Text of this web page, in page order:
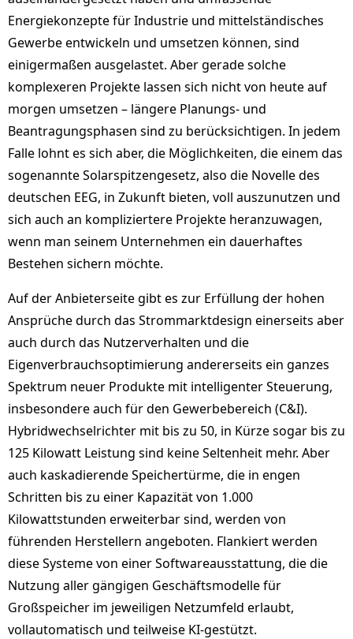
Energiekonzepte für Industrie und mittelständisches
Gewerbe entwickeln und umsetzen können, sind
einigermaßen ausgelastet. Aber gerade solche
komplexeren Projekte lassen sich nicht von heute auf
morgen umsetzen – längere Planungs- und
Beantragungsphasen sind zu berücksichtigen. In jedem
Falle lohnt es sich aber, die Möglichkeiten, die einem das
sogenannte Solarspitzengesetz, also die Novelle des
deutschen EEG, in Zukunft bieten, voll auszunutzen und
sich auch an kompliziertere Projekte heranzuwagen,
wenn man seinem Unternehmen ein dauerhaftes
Bestehen sichern möchte.
Auf der Anbieterseite gibt es zur Erfüllung der hohen
Ansprüche durch das Strommarktdesign einerseits aber
auch durch das Nutzerverhalten und die
Eigenverbrauchsoptimierung andererseits ein ganzes
Spektrum neuer Produkte mit intelligenter Steuerung,
insbesondere auch für den Gewerbebereich (C&I).
Hybridwechselrichter mit bis zu 50, in Kürze sogar bis zu
125 Kilowatt Leistung sind keine Seltenheit mehr. Aber
auch kaskadierende Speichertürme, die in engen
Schritten bis zu einer Kapazität von 1.000
Kilowattstunden erweiterbar sind, werden von
führenden Herstellern angeboten. Flankiert werden
diese Systeme von einer Softwareausstattung, die die
Nutzung aller gängigen Geschäftsmodelle für
Großspeicher im jeweiligen Netzumfeld erlaubt,
vollautomatisch und teilweise KI-gestützt.